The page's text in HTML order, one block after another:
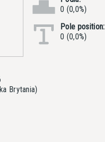
0 (0,0%)
Pole position:
0 (0,0%)
Brytania)